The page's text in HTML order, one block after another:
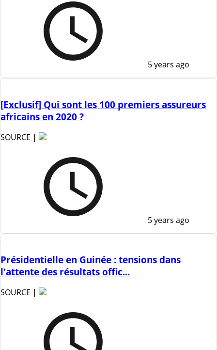
5 years ago
[Exclusif] Qui sont les 100 premiers assureurs
africains en 2020 ?
SOURCE |
5 years ago
Présidentielle en Guinée : tensions dans
l'attente des résultats offic...
SOURCE |